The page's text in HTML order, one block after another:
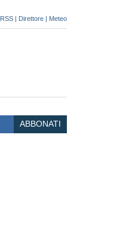
RSS | Direttore | Meteo
ABBONATI